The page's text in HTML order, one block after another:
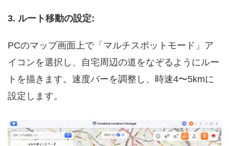
3. ルート移動の設定:
PCのマップ画面上で「マルチスポットモード」ア
イコンを選択し、自宅周辺の道をなぞるようにルー
トを描きます。速度バーを調整し、時速4〜5kmに
設定します。